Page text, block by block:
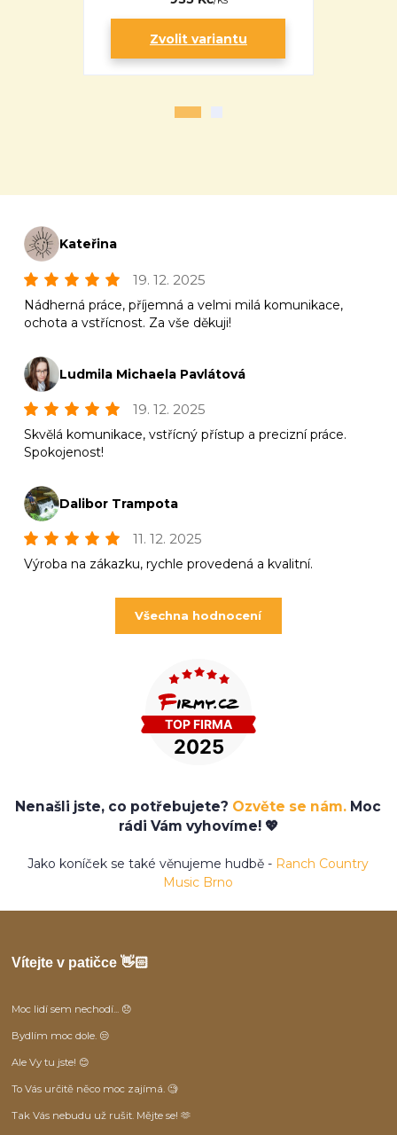
Zvolit variantu
Kateřina
19. 12. 2025
Nádherná práce, příjemná a velmi milá komunikace,
ochota a vstřícnost. Za vše děkuji!
Ludmila Michaela Pavlátová
19. 12. 2025
Skvělá komunikace, vstřícný přístup a precizní práce.
Spokojenost!
Dalibor Trampota
11. 12. 2025
Výroba na zákazku, rychle provedená a kvalitní.
Všechna hodnocení
Nenašli jste, co potřebujete? Ozvěte se nám. Moc
rádi Vám vyhovíme! 💖
Jako koníček se také věnujeme hudbě - Ranch Country
Music Brno
Vítejte v patičce 👋🏻
Moc lidí sem nechodí... 😞
Bydlím moc dole. 😒
Ale Vy tu jste! 😊
To Vás určitě něco moc zajímá. 🧐
Tak Vás nebudu už rušit. Mějte se! 🫶